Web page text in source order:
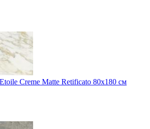
Creme Matte Retificato 80x180 см